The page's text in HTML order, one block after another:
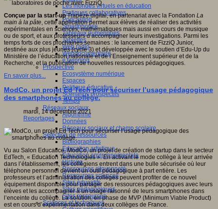
Les mondes virtuels en éducation
Pratiques collaboratives
Podcasting
Smartphones
Tableaux numériques
Tablettes
Web radio
Webdocumentaire
eTwinning
Prospective
Ecosystème numérique
Espaces
Politique éducative
Scénarios prospectifs
Temps
Réseaux sociaux
Algorithme
Données
Réseaux sociaux et champ scolaire
Sélection de ressources
Bibliographies
Education artistique
Education environnementale
Histoire
Ressources citoyenneté
Ressources sciences
Sites éducatifs
Sites pédagogiques
Sites ressources
Sciences et techniques
Conçue par la start-upTrapèze.digital, en partenariat avec la Fondation La
main à la pâte, cette application permet aux élèves de réaliser des activités
expérimentales en sciences, mathématiques mais aussi en cours de musique
ou de sport, et aux professeurs d’accompagner leurs investigations. Parmi les
temps forts de ces prochaines semaines : le lancement de FizziQ Junior,
destinée aux plus jeunes (cycle 3) et développée avec le soutien d’Edu-Up du
Ministère de l’éducation nationale et de l’Enseignement supérieur et de la
Recherche, et la publication de nouvelles ressources pédagogiques.
En savoir plus...
ModCo, un projet Ed Tech pour sécuriser l’usage pédagogique
des smartphones au collège.
mardi, 14 décembre 2021
Reportages
Vu au Salon Educatice, ModCo, un projet de création de startup dans le secteur
EdTech, « Education Technologies ». En activant le mode collège à leur arrivée
dans l’établissement, les collégiens entrent dans une bulle sécurisée où leur
téléphone personnel devient un outil pédagogique à part entière. Les
professeurs et l’administration des collèges peuvent profiter de ce nouvel
équipement disponible pour partager des ressources pédagogiques avec leurs
élèves et les accompagner à un usage raisonné de leurs smartphones dans
l’enceinte du collège. La solution, en phase de MVP (Minimum Viable Product)
est en cours d’expérimentation dans deux collèges de France.